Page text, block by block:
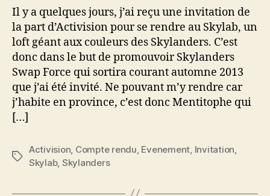
Skylanders
Force
au
Skylab
Il y a quelques jours, j’ai reçu une invitation de
la part d’Activision pour se rendre au Skylab, un
loft géant aux couleurs des Skylanders. C’est
donc dans le but de promouvoir Skylanders
Swap Force qui sortira courant automne 2013
que j’ai été invité. Ne pouvant m’y rendre car
j’habite en province, c’est donc Mentitophe qui
[…]
Étiquettes
Activision Compte rendu Evenement Invitation
Skylab, Skylanders